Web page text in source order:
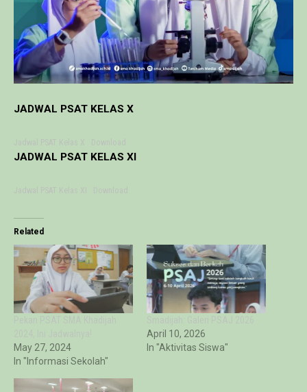
JADWAL PSAT KELAS X
Jadwal PSAT Kelas X Download
JADWAL PSAT KELAS XI
Jadwal PSAT Kelas XI Download
Related
May 27, 2024
In "Informasi Sekolah"
April 10, 2026
In "Aktivitas Siswa"